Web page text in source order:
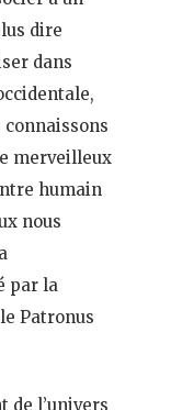
dire
dans
connaissons
merveilleux
humain
nous
par la
Patronus
de l’univers